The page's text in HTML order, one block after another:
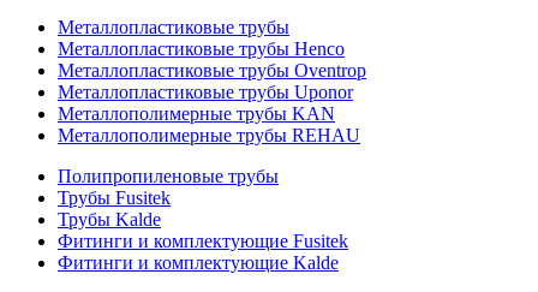
Металлопластиковые трубы
Металлопластиковые трубы Henco
Металлопластиковые трубы Oventrop
Металлопластиковые трубы Uponor
Металлополимерные трубы KAN
Металлополимерные трубы REHAU
Полипропиленовые трубы
Трубы Fusitek
Трубы Kalde
Фитинги и комплектующие Fusitek
Фитинги и комплектующие Kalde